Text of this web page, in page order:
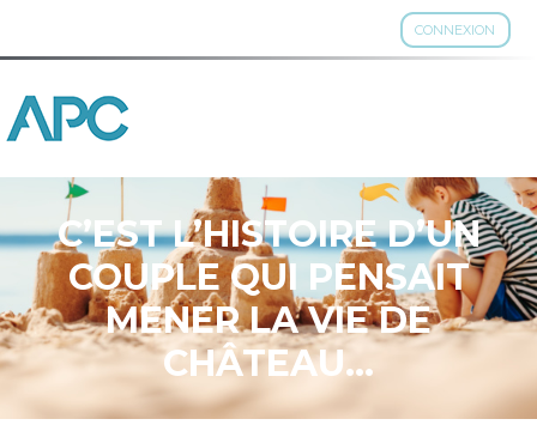
CONNEXION
Aller
au
C’EST L’HISTOIRE D’UN
COUPLE QUI PENSAIT
MENER LA VIE DE
CHÂTEAU…